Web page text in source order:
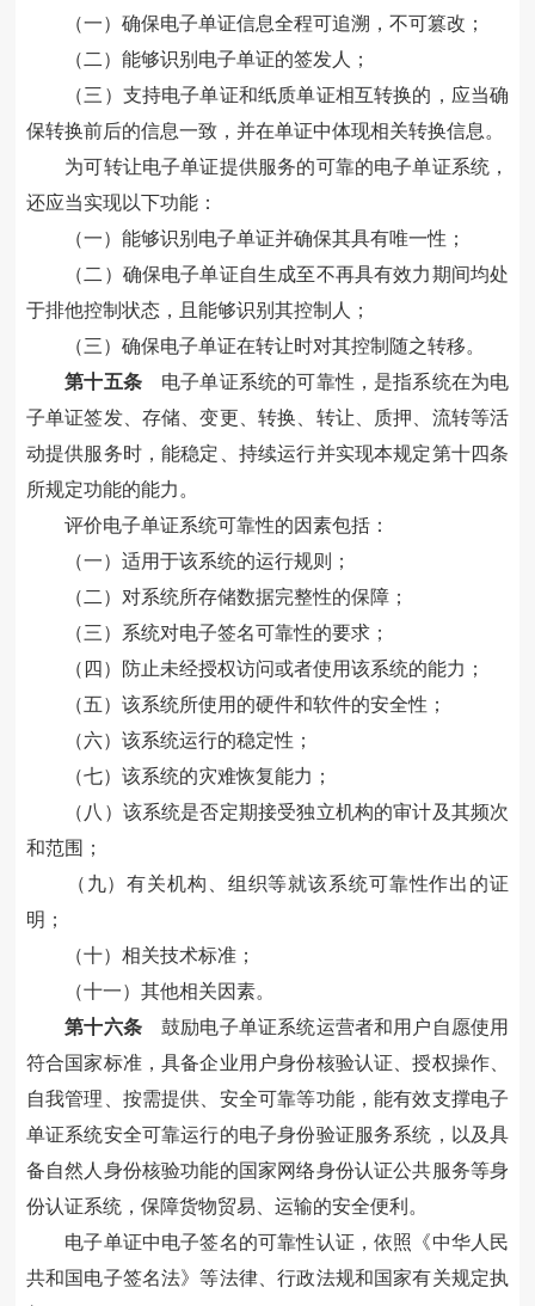
（一）确保电子单证信息全程可追溯，不可篡改；
（二）能够识别电子单证的签发人；
（三）支持电子单证和纸质单证相互转换的，应当确
保转换前后的信息一致，并在单证中体现相关转换信息。
为可转让电子单证提供服务的可靠的电子单证系统，
还应当实现以下功能：
（一）能够识别电子单证并确保其具有唯一性；
（二）确保电子单证自生成至不再具有效力期间均处
于排他控制状态，且能够识别其控制人；
（三）确保电子单证在转让时对其控制随之转移。
第十五条电子单证系统的可靠性，是指系统在为电
子单证签发、存储、变更、转换、转让、质押、流转等活
动提供服务时，能稳定、持续运行并实现本规定第十四条
所规定功能的能力。
评价电子单证系统可靠性的因素包括：
（一）适用于该系统的运行规则；
（二）对系统所存储数据完整性的保障；
（三）系统对电子签名可靠性的要求；
（四）防止未经授权访问或者使用该系统的能力；
（五）该系统所使用的硬件和软件的安全性；
（六）该系统运行的稳定性；
（七）该系统的灾难恢复能力；
（八）该系统是否定期接受独立机构的审计及其频次
和范围；
（九）有关机构、组织等就该系统可靠性作出的证
明；
（十）相关技术标准；
（十一）其他相关因素。
第十六条鼓励电子单证系统运营者和用户自愿使用
符合国家标准，具备企业用户身份核验认证、授权操作、
自我管理、按需提供、安全可靠等功能，能有效支撑电子
单证系统安全可靠运行的电子身份验证服务系统，以及具
备自然人身份核验功能的国家网络身份认证公共服务等身
份认证系统，保障货物贸易、运输的安全便利。
电子单证中电子签名的可靠性认证，依照《中华人民
共和国电子签名法》等法律、行政法规和国家有关规定执